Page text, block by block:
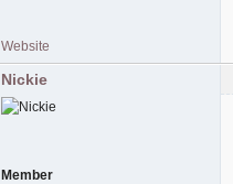
Website
Nickie
Member